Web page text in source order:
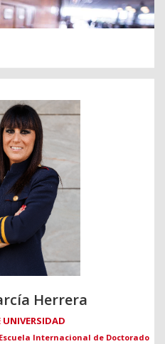
Herrera
Internacional de Doctorado